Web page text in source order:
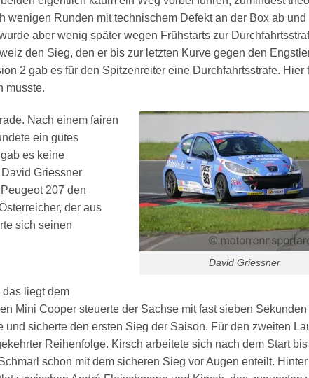
wenigen Runden mit technischem Defekt an der Box ab und
aber wenig später wegen Frühstarts zur
den Sieg, den er bis zur letzten Kurve gegen den
2 gab es für den Spitzenreiter eine Durchfahrtsstrafe. Hier
musste.
David Griessner
Nach einem fairen
ein gutes
es keine
Griessner
207 den
der aus
sich seinen
liegt dem
Mini Cooper steuerte der Sachse mit fast sieben Sekunden
sicherte den ersten Sieg der Saison. Für den zweiten
Reihenfolge. Kirsch arbeitete sich nach dem Start
schon mit dem sicheren Sieg vor Augen enteilt.